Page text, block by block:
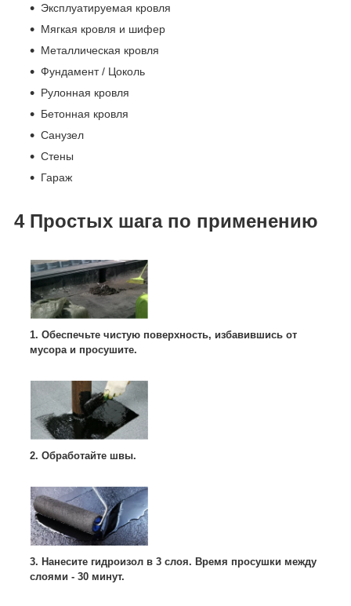
Эксплуатируемая кровля
Мягкая кровля и шифер
Металлическая кровля
Фундамент / Цоколь
Рулонная кровля
Бетонная кровля
Санузел
Стены
Гараж
4 Простых шага по применению
1. Обеспечьте чистую поверхность, избавившись от
мусора и просушите.
2. Обработайте швы.
3. Нанесите гидроизол в 3 слоя. Время просушки между
слоями - 30 минут.